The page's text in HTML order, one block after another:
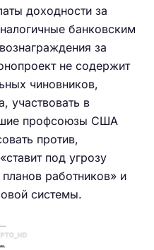
доходности за
банковским
за
не содержит
чиновников,
участвовать в
профсоюзы США
против,
под угрозу
работников» и
системы.